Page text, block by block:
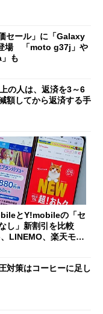
セール」に「Galaxy
場 「moto g37j」や
も
の人は、返済を3～6
額してから返済する手
とY!mobileの「セ
し」新割引を比較
LINEMO、楽天モバ
対策はコーヒーに足し